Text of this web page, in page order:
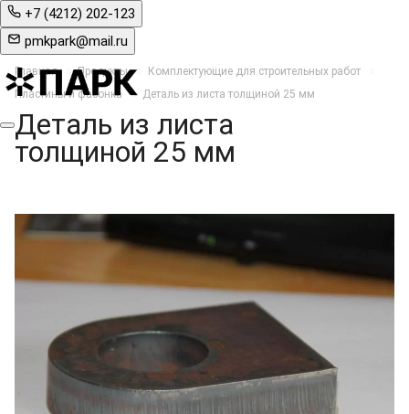
+7 (4212) 202-123
pmkpark@mail.ru
Главная Продукты
Комплектующие для строительных работ
Пластины и фасонка
Деталь из листа толщиной 25 мм
Деталь из листа
толщиной 25 мм